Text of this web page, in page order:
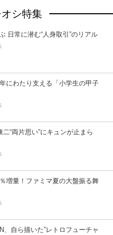
シ特集
日常に潜む“人身取引”のリアル
にわたり支える「小学生の甲子
“両片思い”にキュンが止まら
増量！ファミマ夏の大盤振る舞
自ら描いた”レトロフューチャ